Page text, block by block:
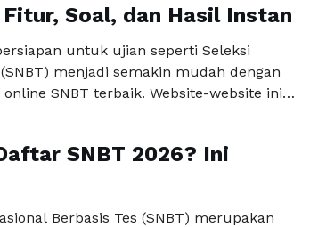
Soal, dan Hasil Instan
untuk ujian seperti Seleksi
menjadi semakin mudah dengan
SNBT terbaik. Website-website ini
siswa dalam memahami materi ujian
mereka melalui berbagai fitur
yang lengkap. Artikel ini akan
penting dari website-website …
SNBT 2026? Ini
Berbasis Tes (SNBT) merupakan